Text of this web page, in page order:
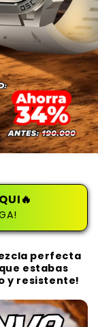
perfecta
estabas
y resistente!